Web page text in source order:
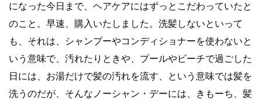
になった今日まで、ヘアケアにはずっとこだわっていたと
のこと。早速、購入いたしました。洗髪しないといって
も、それは、シャンプーやコンディショナーを使わないと
いう意味で、汚れたりときや、プールやビーチで過ごした
日には、お湯だけで髪の汚れを流す、という意味では髪を
洗うのだが、そんなノーシャン・デーには、きもーち、髪